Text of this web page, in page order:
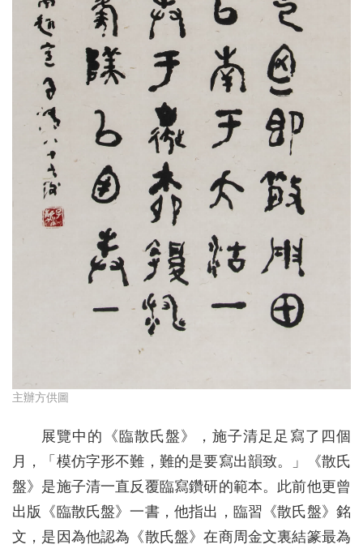
主辦方供圖
展覽中的《臨散氏盤》，施子清足足寫了四個
月，「模仿字形不難，難的是要寫出韻致。」《散氏
盤》是施子清一直反覆臨寫鑽研的範本。此前他更曾
出版《臨散氏盤》一書，他指出，臨習《散氏盤》銘
文，是因為他認為《散氏盤》在商周金文裏結篆最為